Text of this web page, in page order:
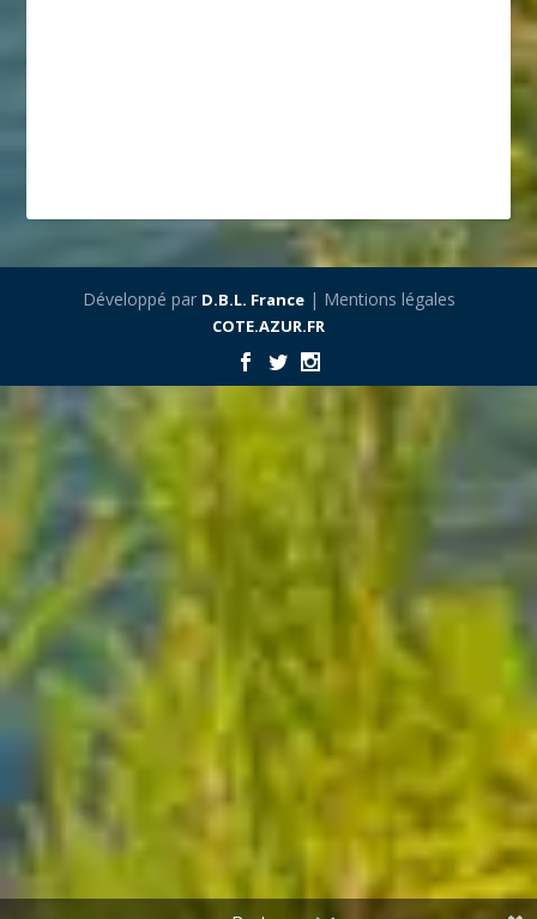
Développé par D.B.L. France| Mentions légales
COTE.AZUR.FR